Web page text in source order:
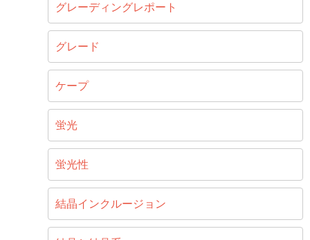
グレーディングレポート
グレード
ケープ
蛍光
蛍光性
結晶インクルージョン